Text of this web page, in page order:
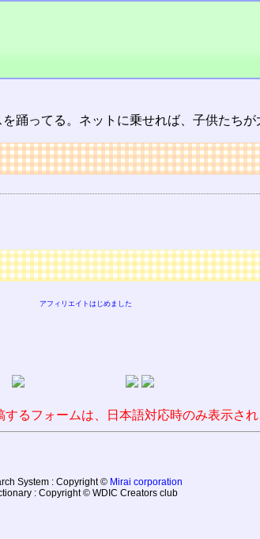
踊ってる。ネットに乗せれば、子供たち
アフィリエイトはじめました
するフォームは、日本語対応時のみ表示さ
System : Copyright © Mirai corporation
: Copyright © WDIC Creators club